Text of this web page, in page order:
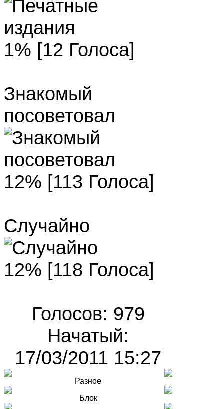
1% [12 Голоса]
Знакомый
посоветовал
12% [113 Голоса]
Случайно
12% [118 Голоса]
Голосов: 979
Начатый:
17/03/2011 15:27
Разное
Блок